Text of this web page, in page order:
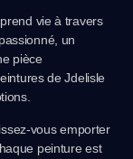
vie à travers
un
pièce
de Jdelisle
vous emporter
peinture est